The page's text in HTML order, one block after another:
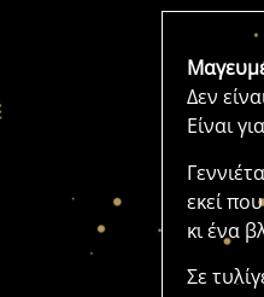
Δεν
Είναι
εκεί
κι ένα
Σε